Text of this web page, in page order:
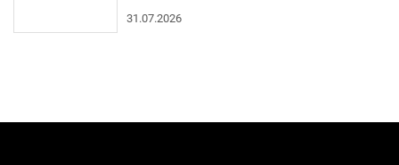
31.07.2026